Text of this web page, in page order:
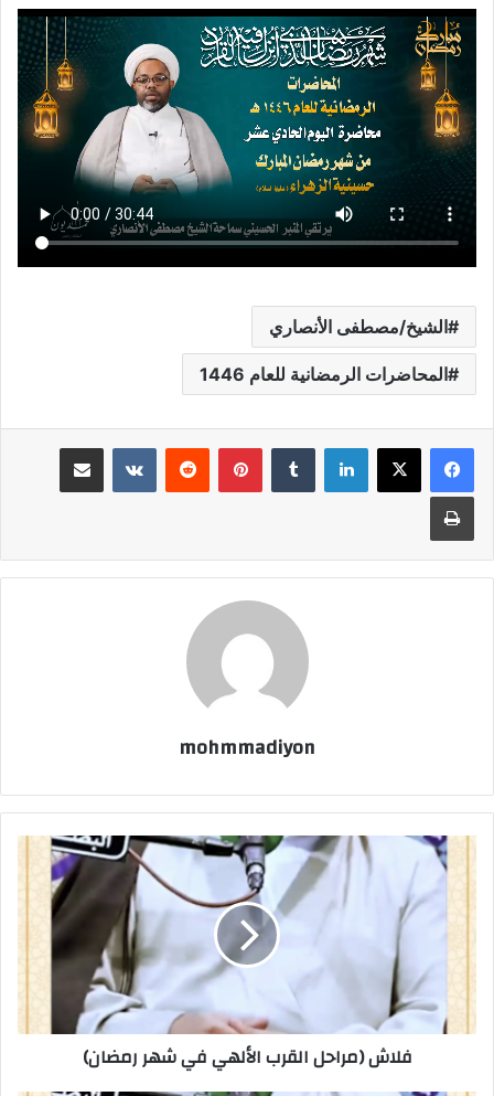
الشيخ/مصطفى الأنصاري
المحاضرات الرمضانية للعام 1446
لينكدإن بينتيريست مشاركة عبر البريد
طباعة
mohmmadiyon
فلاش (مراحل القرب الألهي في شهر رمضان)